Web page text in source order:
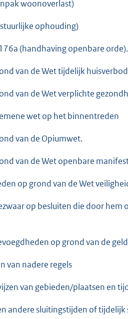
woonoverlast)
ophouding)
(handhaving openbare orde).
van de Wet tijdelijk
van de Wet verplichte
wet op het binnentreden
van de Opiumwet.
van de Wet openbare
op grond van de Wet
op besluiten die door hem
op grond van de
van nadere regels
van gebieden/plaatsen en
andere sluitingstijden of